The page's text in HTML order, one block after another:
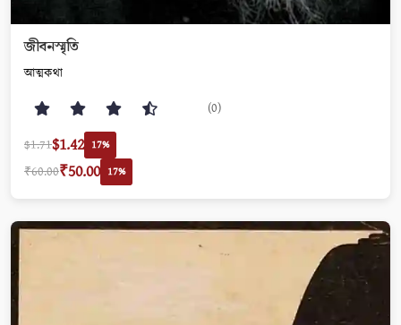
জীবনস্মৃতি
আত্মকথা
(0)
$1.71$1.42 17%
₹60.00₹50.00 17%